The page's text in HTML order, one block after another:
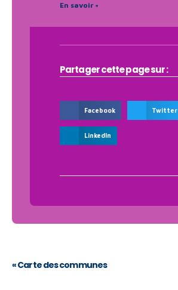
En savoir +
Partager cette page sur :
Facebook Twitter
LinkedIn
«Carte des communes